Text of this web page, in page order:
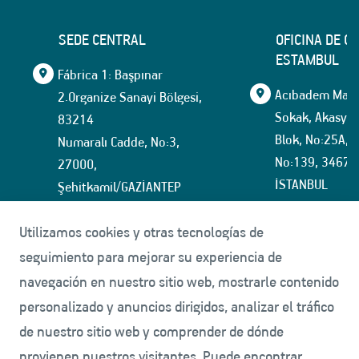
Utilizamos cookies y otras tecnologías de
seguimiento para mejorar su experiencia de
navegación en nuestro sitio web, mostrarle contenido
personalizado y anuncios dirigidos, analizar el tráfico
de nuestro sitio web y comprender de dónde
SEDE CENTRAL
Fábrica 1: Başpınar
2.Organize Sanayi Bölgesi,
83214
Numaralı Cadde, No:3,
27000,
Şehitkamil/GAZİANTEP
+90(342) 337 15 35
Fábrica 2: Başpınar
5.Organize Sanayi Bölgesi,
83535
OFICINA DE
ESTAMBUL
Acıbadem
Sokak, Akasya
Blok, No:25A,
No:139,
İSTANBUL